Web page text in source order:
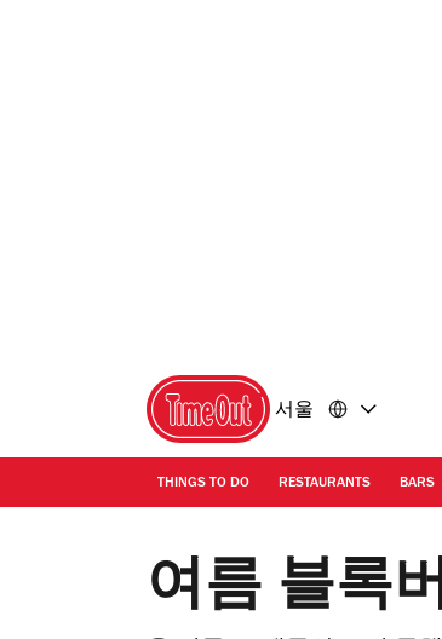
서울
THINGS TO DO RESTAURANTS BARS
여름 블록